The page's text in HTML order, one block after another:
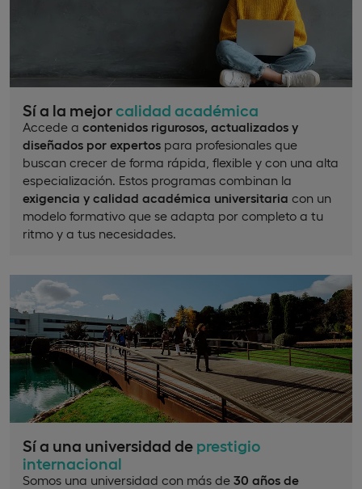
Sí a la mejorcalidad académica
Accede a contenidos rigurosos, actualizados y
diseñados por expertos para profesionales que
buscan crecer de forma rápida, flexible y con una alta
especialización. Estos programas combinan la
exigencia y calidad académica universitaria con un
modelo formativo que se adapta por completo a tu
ritmo y a tus necesidades.
Sí a una universidad de prestigio
internacional
Somos una universidad con más de 30 años de